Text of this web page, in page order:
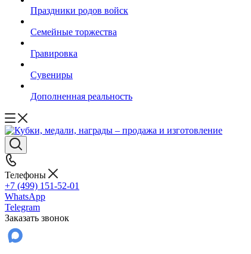
Праздники родов войск
Семейные торжества
Гравировка
Сувениры
Дополненная реальность
Телефоны
+7 (499) 151-52-01
WhatsApp
Telegram
Заказать звонок